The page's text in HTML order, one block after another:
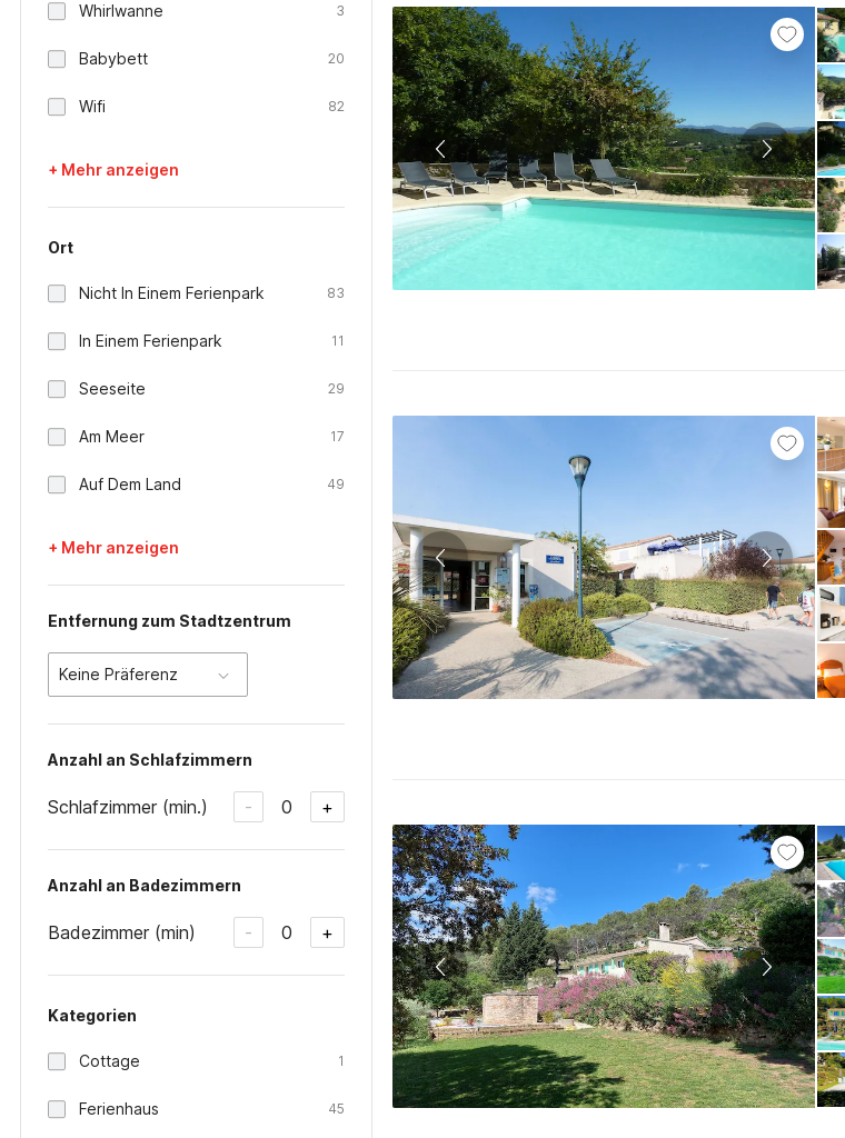
Whirlwanne 3
Babybett 20
Wifi 82
+ Mehr anzeigen
Ort
Nicht In Einem Ferienpark 83
In Einem Ferienpark 11
Seeseite 29
Am Meer 17
Auf Dem Land 49
+ Mehr anzeigen
Entfernung zum Stadtzentrum
Keine Präferenz
Anzahl an Schlafzimmern
Schlafzimmer (min.) - 0 +
Anzahl an Badezimmern
Badezimmer (min) - 0 +
Kategorien
Cottage 1
Ferienhaus 45